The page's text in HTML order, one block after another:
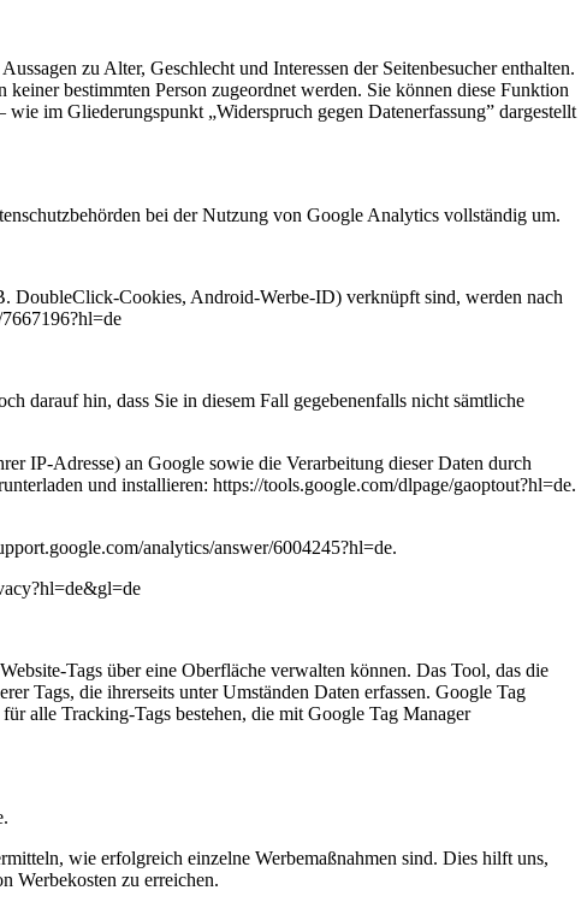
zu Alter, Geschlecht und Interessen der Seitenbesucher enthalten.
bestimmten Person zugeordnet werden. Sie können diese Funktion
im Gliederungspunkt „Widerspruch gegen Datenerfassung” dargestellt
bei der Nutzung von Google Analytics vollständig um.
DoubleClick-Cookies, Android-Werbe-ID) verknüpft sind, werden nach
darauf hin, dass Sie in diesem Fall gegebenenfalls nicht sämtliche
IP-Adresse) an Google sowie die Verarbeitung dieser Daten durch
und installieren: https://tools.google.com/dlpage/gaoptout?hl=de.
analytics/answer/6004245?hl=de.
Tags über eine Oberfläche verwalten können. Das Tool, das die
Tags, die ihrerseits unter Umständen Daten erfassen. Google Tag
alle Tracking-Tags bestehen, die mit Google Tag Manager
wie erfolgreich einzelne Werbemaßnahmen sind. Dies hilft uns,
Werbekosten zu erreichen.